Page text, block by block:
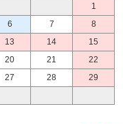
1
6 7
8
13 14
15
20 21
22
27 28
29